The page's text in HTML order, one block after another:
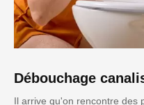
Débouchage
Il arrive qu'on rencontre des